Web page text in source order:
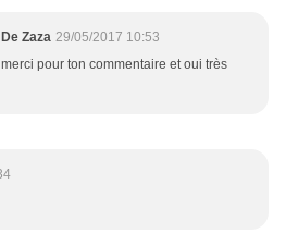
Zaza 29/05/2017 10:53
pour ton commentaire et oui très